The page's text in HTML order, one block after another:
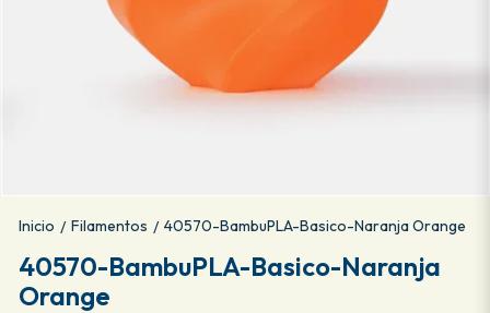
Inicio / Filamentos / 40570-BambuPLA-Basico-Naranja Orange
40570-BambuPLA-Basico-Naranja
Orange